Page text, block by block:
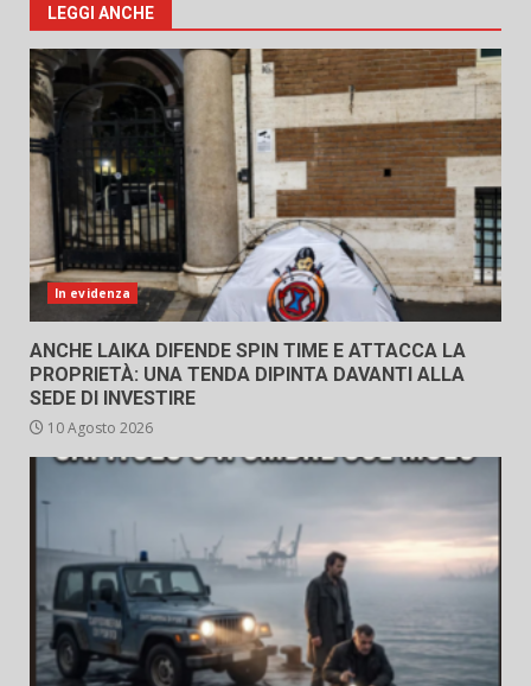
LEGGI ANCHE
In evidenza
ANCHE LAIKA DIFENDE SPIN TIME E ATTACCA LA
PROPRIETÀ: UNA TENDA DIPINTA DAVANTI ALLA
SEDE DI INVESTIRE
10 Agosto 2026